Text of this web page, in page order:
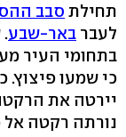
תחילת סבב
לעבר באר-שבע.
כי שמעו
נורתה רקטה אל